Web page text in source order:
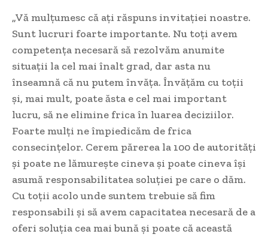
„Vă mulțumesc că ați răspuns invitației noastre.
Sunt lucruri foarte importante. Nu toți avem
competența necesară să rezolvăm anumite
situații la cel mai înalt grad, dar asta nu
înseamnă că nu putem învăța. Învățăm cu toții
și, mai mult, poate ăsta e cel mai important
lucru, să ne elimine frica în luarea deciziilor.
Foarte mulți ne împiedicăm de frica
consecințelor. Cerem părerea la 100 de autorități
și poate ne lămurește cineva și poate cineva își
asumă responsabilitatea soluției pe care o dăm.
Cu toții acolo unde suntem trebuie să fim
responsabili și să avem capacitatea necesară de a
oferi soluția cea mai bună și poate că această